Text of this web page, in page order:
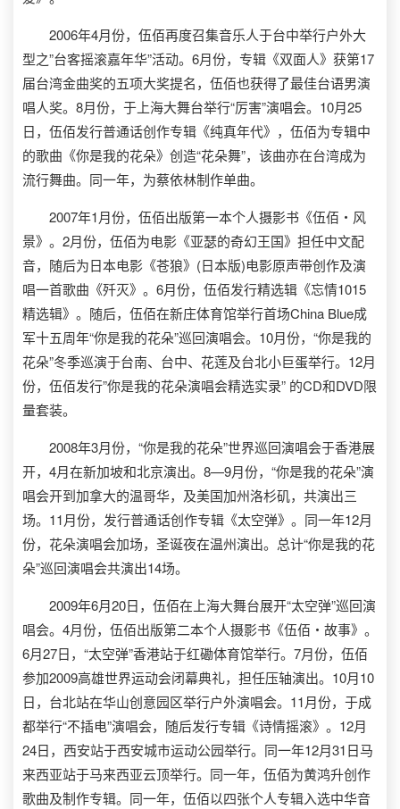
2006年4月份，伍佰再度召集音乐人于台中举行户外大
型之”台客摇滚嘉年华”活动。6月份，专辑《双面人》获第17
届台湾金曲奖的五项大奖提名，伍佰也获得了最佳台语男演
唱人奖。8月份，于上海大舞台举行“厉害”演唱会。10月25
日，伍佰发行普通话创作专辑《纯真年代》，伍佰为专辑中
的歌曲《你是我的花朵》创造“花朵舞”，该曲亦在台湾成为
流行舞曲。同一年，为蔡依林制作单曲。
2007年1月份，伍佰出版第一本个人摄影书《伍佰‧风
景》。2月份，伍佰为电影《亚瑟的奇幻王国》担任中文配
音，随后为日本电影《苍狼》(日本版)电影原声带创作及演
唱一首歌曲《歼灭》。6月份，伍佰发行精选辑《忘情1015
精选辑》。随后，伍佰在新庄体育馆举行首场China Blue成
军十五周年“你是我的花朵”巡回演唱会。10月份，“你是我的
花朵”冬季巡演于台南、台中、花莲及台北小巨蛋举行。12月
份，伍佰发行”你是我的花朵演唱会精选实录” 的CD和DVD限
量套装。
2008年3月份，“你是我的花朵”世界巡回演唱会于香港展
开，4月在新加坡和北京演出。8—9月份，“你是我的花朵”演
唱会开到加拿大的温哥华，及美国加州洛杉矶，共演出三
场。11月份，发行普通话创作专辑《太空弹》。同一年12月
份，花朵演唱会加场，圣诞夜在温州演出。总计“你是我的花
朵”巡回演唱会共演出14场。
2009年6月20日，伍佰在上海大舞台展开“太空弹”巡回演
唱会。4月份，伍佰出版第二本个人摄影书《伍佰‧故事》。
6月27日，“太空弹”香港站于红磡体育馆举行。7月份，伍佰
参加2009高雄世界运动会闭幕典礼，担任压轴演出。10月10
日，台北站在华山创意园区举行户外演唱会。11月份，于成
都举行“不插电”演唱会，随后发行专辑《诗情摇滚》。12月
24日，西安站于西安城市运动公园举行。同一年12月31日马
来西亚站于马来西亚云顶举行。同一年，伍佰为黄鸿升创作
歌曲及制作专辑。同一年，伍佰以四张个人专辑入选中华音